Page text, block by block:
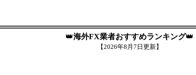
👑海外FX業者おすすめランキング👑
【2026年8月7日更新】